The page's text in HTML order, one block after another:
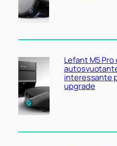
Lefant M5 Pro
interessante
upgrade